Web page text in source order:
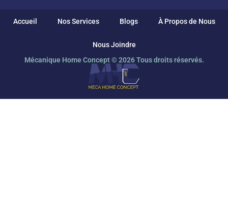
Mécanique Home Concept © 2026 Tous droits réservés.
Accueil Nos Services Blogs À Propos de Nous
Nous Joindre